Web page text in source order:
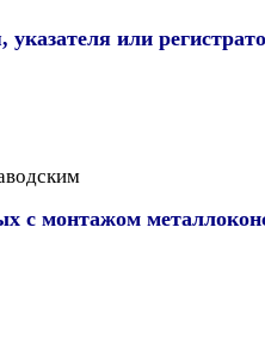
или
с монтажом